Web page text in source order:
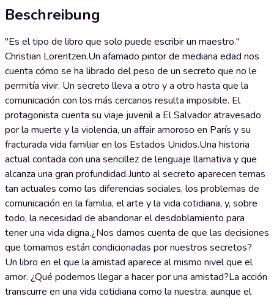
Beschreibung
"Es el tipo de libro que solo puede escribir un maestro."
Christian Lorentzen.Un afamado pintor de mediana edad nos
cuenta cómo se ha librado del peso de un secreto que no le
permitía vivir. Un secreto lleva a otro y a otro hasta que la
comunicación con los más cercanos resulta imposible. El
protagonista cuenta su viaje juvenil a El Salvador atravesado
por la muerte y la violencia, un affair amoroso en París y su
fracturada vida familiar en los Estados Unidos.Una historia
actual contada con una sencillez de lenguaje llamativa y que
alcanza una gran profundidad.Junto al secreto aparecen temas
tan actuales como las diferencias sociales, los problemas de
comunicación en la familia, el arte y la vida cotidiana, y, sobre
todo, la necesidad de abandonar el desdoblamiento para
tener una vida digna.¿Nos damos cuenta de que las decisiones
que tomamos están condicionadas por nuestros secretos?
Un libro en el que la amistad aparece al mismo nivel que el
amor. ¿Qué podemos llegar a hacer por una amistad?La acción
transcurre en una vida cotidiana como la nuestra, aunque el